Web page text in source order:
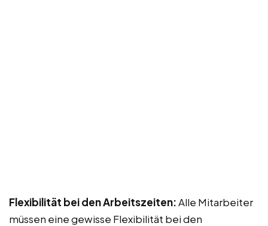
Flexibilität bei den Arbeitszeiten:Alle Mitarbeiter
müssen eine gewisse Flexibilität bei den